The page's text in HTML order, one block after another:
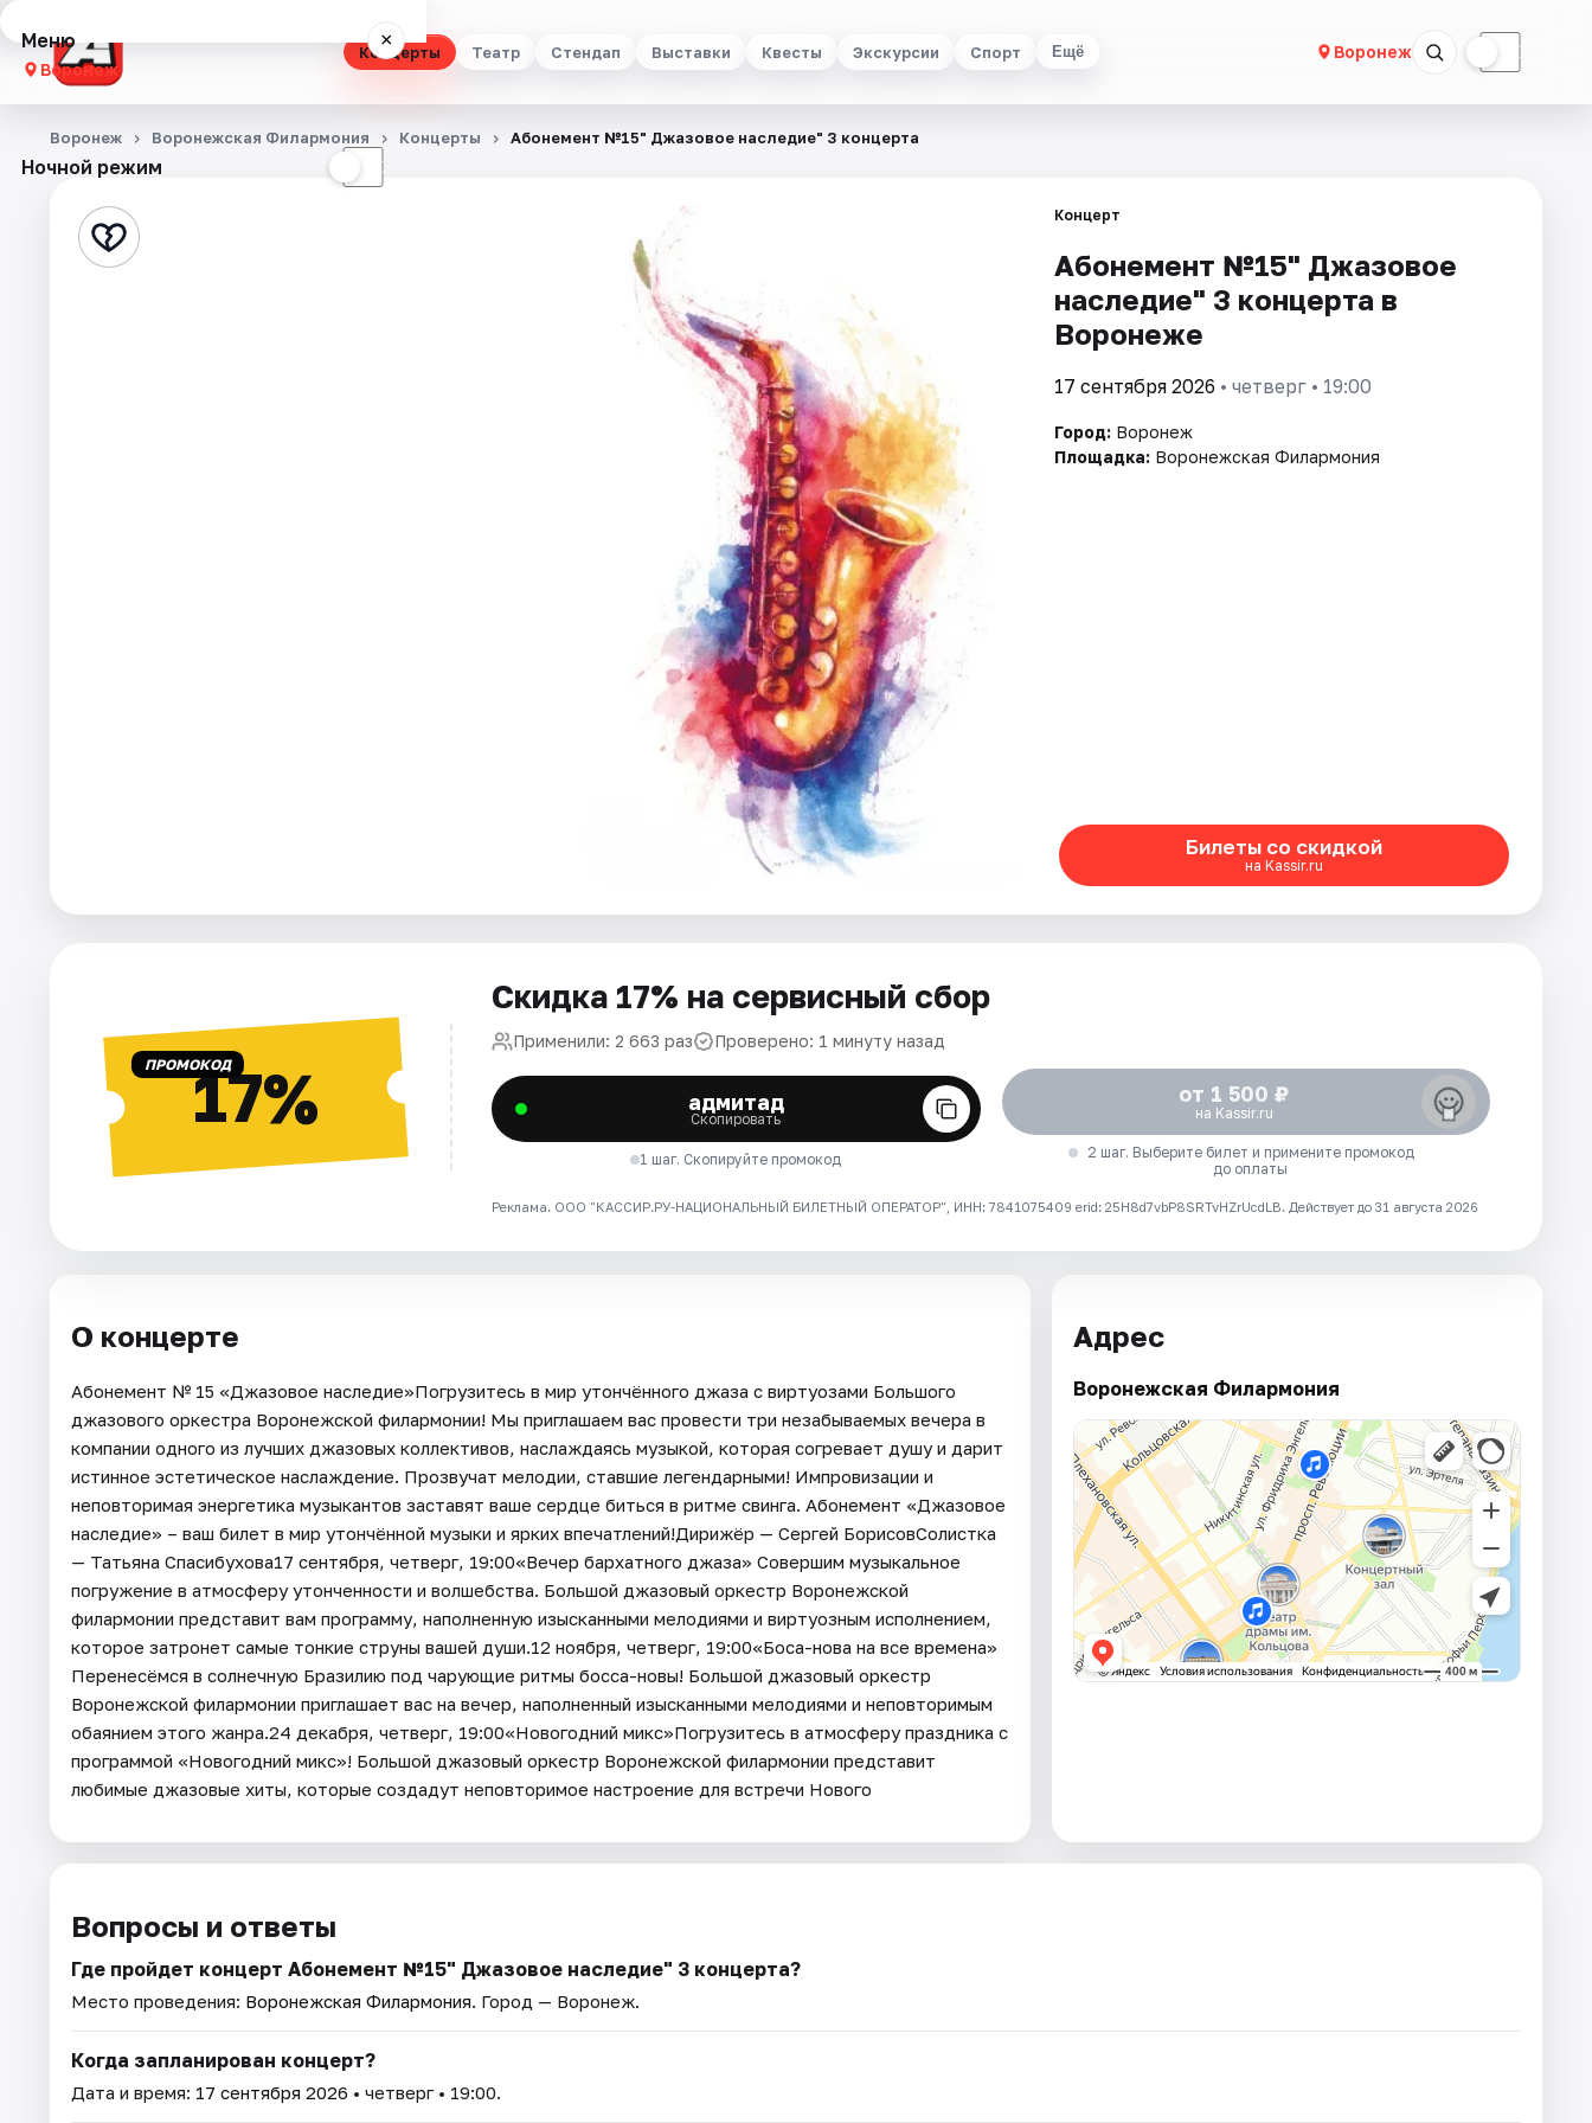
Концерты Театр Стендап Выставки Квесты Экскурсии Спорт Ещё Воронеж ☾
Меню ×
Воронеж
Концерты
Стендап
Ночной режим ☾
Воронеж Воронежская Филармония Концерты Абонемент №15" Джазовое наследие" 3 концерта
Концерт
Абонемент №15" Джазовое
наследие" 3 концерта в
Воронеже
17 сентября 2026 • четверг • 19:00
Город: Воронеж
Площадка: Воронежская Филармония
Билеты со скидкой
на Kassir.ru
ПРОМОКОД17%
Скидка 17% на сервисный сбор
Применили: 2 663 раз Проверено: 1 минуту назад
адмитад
Скопировать
1 шаг. Скопируйте промокод
от 1 500 ₽
на Kassir.ru
2 шаг. Выберите билет и примените промокод
до оплаты
Реклама. ООО "КАССИР.РУ-НАЦИОНАЛЬНЫЙ БИЛЕТНЫЙ ОПЕРАТОР", ИНН: 7841075409 erid: 25H8d7vbP8SRTvHZrUcdLB. Действует до 31 августа 2026
О концерте
Абонемент № 15 «Джазовое наследие»Погрузитесь в мир утончённого джаза с виртуозами Большого
джазового оркестра Воронежской филармонии! Мы приглашаем вас провести три незабываемых вечера в
компании одного из лучших джазовых коллективов, наслаждаясь музыкой, которая согревает душу и дарит
истинное эстетическое наслаждение. Прозвучат мелодии, ставшие легендарными! Импровизации и
неповторимая энергетика музыкантов заставят ваше сердце биться в ритме свинга. Абонемент «Джазовое
наследие» – ваш билет в мир утончённой музыки и ярких впечатлений!Дирижёр — Сергей БорисовСолистка
— Татьяна Спасибухова17 сентября, четверг, 19:00«Вечер бархатного джаза» Совершим музыкальное
погружение в атмосферу утонченности и волшебства. Большой джазовый оркестр Воронежской
филармонии представит вам программу, наполненную изысканными мелодиями и виртуозным исполнением,
которое затронет самые тонкие струны вашей души.12 ноября, четверг, 19:00«Боса-нова на все времена»
Перенесёмся в солнечную Бразилию под чарующие ритмы босса-новы! Большой джазовый оркестр
Воронежской филармонии приглашает вас на вечер, наполненный изысканными мелодиями и неповторимым
обаянием этого жанра.24 декабря, четверг, 19:00«Новогодний микс»Погрузитесь в атмосферу праздника с
программой «Новогодний микс»! Большой джазовый оркестр Воронежской филармонии представит
любимые джазовые хиты, которые создадут неповторимое настроение для встречи Нового
Адрес
Воронежская Филармония
Вопросы и ответы
Где пройдет концерт Абонемент №15" Джазовое наследие" 3 концерта?
Место проведения: Воронежская Филармония. Город — Воронеж.
Когда запланирован концерт?
Дата и время: 17 сентября 2026 • четверг • 19:00.